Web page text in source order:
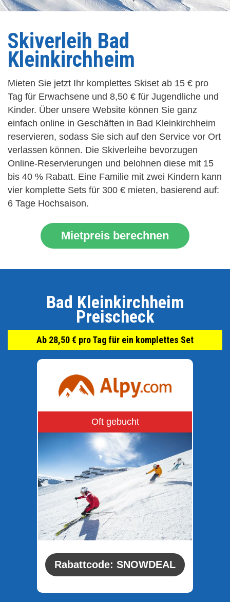
Skiverleih Bad
Kleinkirchheim
Mieten Sie jetzt Ihr komplettes Skiset ab 15 € pro
Tag für Erwachsene und 8,50 € für Jugendliche und
Kinder. Über unsere Website können Sie ganz
einfach online in Geschäften in Bad Kleinkirchheim
reservieren, sodass Sie sich auf den Service vor Ort
verlassen können. Die Skiverleihe bevorzugen
Online-Reservierungen und belohnen diese mit 15
bis 40 % Rabatt. Eine Familie mit zwei Kindern kann
vier komplette Sets für 300 € mieten, basierend auf:
6 Tage Hochsaison.
Mietpreis berechnen
Bad Kleinkirchheim
Preischeck
Ab 28,50 € pro Tag für ein komplettes Set
Oft gebucht
Rabattcode: SNOWDEAL